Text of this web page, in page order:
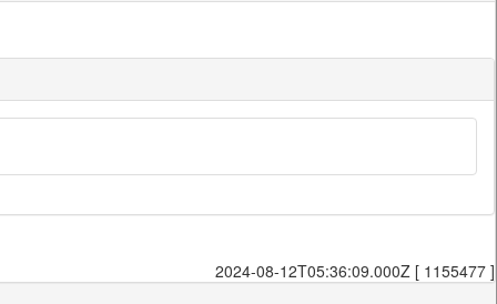
2024-08-12T05:36:09.000Z [ 1155477 ]